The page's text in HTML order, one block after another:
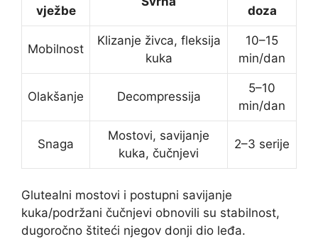
vježbe
doza
Mobilnost
Klizanje živca, fleksija
kuka
10–15
min/dan
Olakšanje Decompressija
5–10
min/dan
Snaga
Mostovi, savijanje
kuka, čučnjevi
2–3 serije
Glutealni mostovi i postupni savijanje
kuka/podržani čučnjevi obnovili su stabilnost,
dugoročno štiteći njegov donji dio leđa.